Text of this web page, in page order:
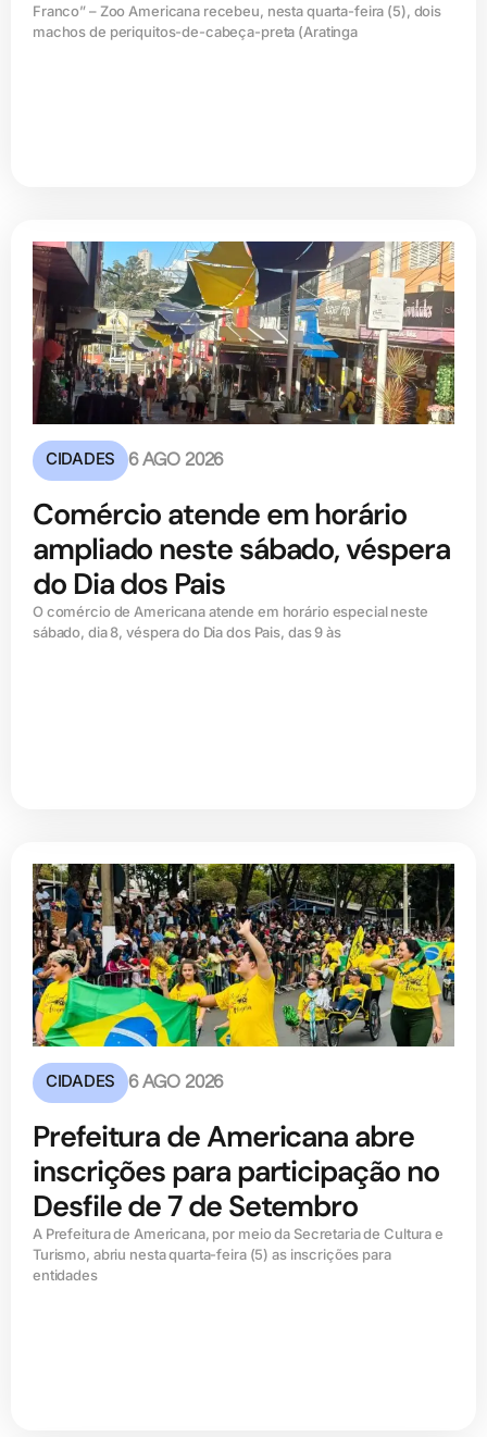
Franco” – Zoo Americana recebeu, nesta quarta-feira (5), dois
machos de periquitos-de-cabeça-preta (Aratinga
CIDADES 6 AGO 2026
Comércio atende em horário
ampliado neste sábado, véspera
do Dia dos Pais
O comércio de Americana atende em horário especial neste
sábado, dia 8, véspera do Dia dos Pais, das 9 às
CIDADES 6 AGO 2026
Prefeitura de Americana abre
inscrições para participação no
Desfile de 7 de Setembro
A Prefeitura de Americana, por meio da Secretaria de Cultura e
Turismo, abriu nesta quarta-feira (5) as inscrições para
entidades